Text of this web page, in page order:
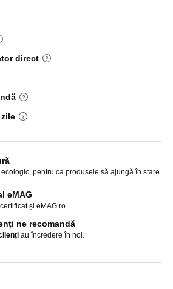
direct
pentru ca produsele să ajungă în stare
eMAG
și eMAG.ro.
ne recomandă
au încredere în noi.